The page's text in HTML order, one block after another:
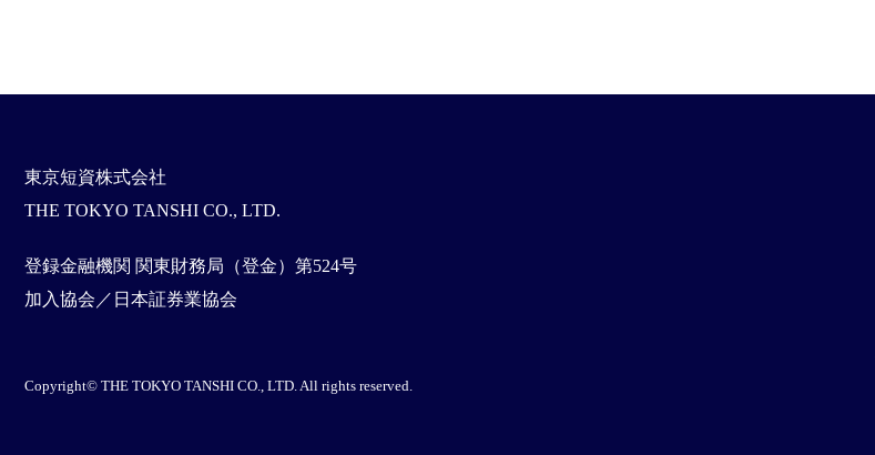
東京短資株式会社
THE TOKYO TANSHI CO., LTD.
登録金融機関 関東財務局（登金）第524号
加入協会／日本証券業協会
Copyright© THE TOKYO TANSHI CO., LTD. All rights reserved.